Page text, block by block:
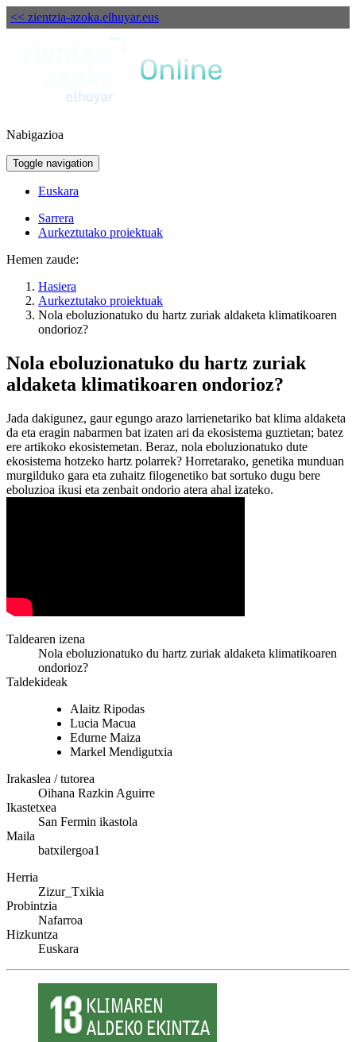
<< zientzia-azoka.elhuyar.eus
Nabigazioa
Toggle navigation
Euskara
Sarrera
Aurkeztutako proiektuak
Hemen zaude:
Hasiera
Aurkeztutako proiektuak
Nola eboluzionatuko du hartz zuriak aldaketa klimatikoaren
ondorioz?
Nola eboluzionatuko du hartz zuriak
aldaketa klimatikoaren ondorioz?
Jada dakigunez, gaur egungo arazo larrienetariko bat klima aldaketa
da eta eragin nabarmen bat izaten ari da ekosistema guztietan; batez
ere artikoko ekosistemetan. Beraz, nola eboluzionatuko dute
ekosistema hotzeko hartz polarrek? Horretarako, genetika munduan
murgilduko gara eta zuhaitz filogenetiko bat sortuko dugu bere
eboluzioa ikusi eta zenbait ondorio atera ahal izateko.
Taldearen izena
Nola eboluzionatuko du hartz zuriak aldaketa klimatikoaren
ondorioz?
Taldekideak
Alaitz Ripodas
Lucia Macua
Edurne Maiza
Markel Mendigutxia
Irakaslea / tutorea
Oihana Razkin Aguirre
Ikastetxea
San Fermin ikastola
Maila
batxilergoa1
Herria
Zizur_Txikia
Probintzia
Nafarroa
Hizkuntza
Euskara